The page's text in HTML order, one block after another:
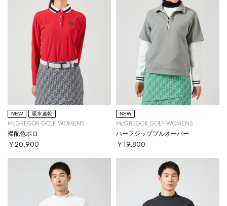
NEW 吸水速乾
McGREGOR GOLF WOMENS
襟配色ポロ
￥20,900
NEW
McGREGOR GOLF WOMENS
ハーフジッププルオーバー
￥19,800